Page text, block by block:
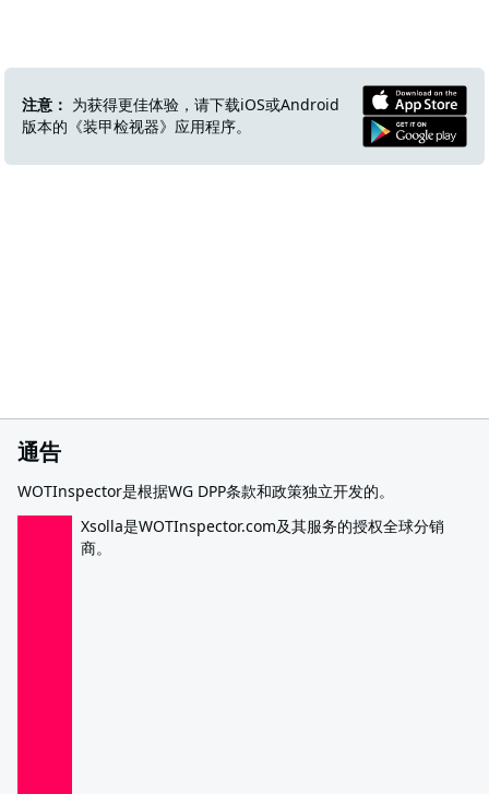
注意： 为获得更佳体验，请下载iOS或Android
版本的《装甲检视器》应用程序。
通告
WOTInspector是根据WG DPP条款和政策独立开发的。
Xsolla是WOTInspector.com及其服务的授权全球分销
商。